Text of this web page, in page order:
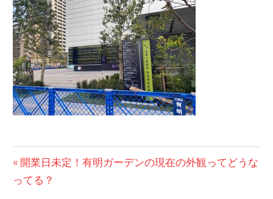
投
稿
前
の
開業日未定！有明ガーデンの現在の外観ってどうな
ってる？